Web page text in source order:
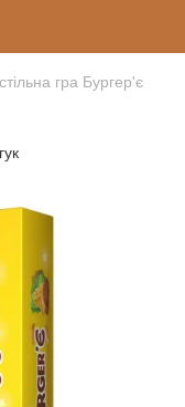
гра Бургер'є